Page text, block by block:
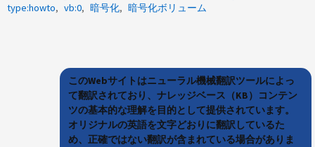
type:howto
vb:0 暗号化 暗号化ボリューム
このWebサイトはニューラル機械翻訳ツールによっ
て翻訳されており、ナレッジベース（KB）コンテン
ツの基本的な理解を目的として提供されています。
オリジナルの英語を文字どおりに翻訳しているた
め、正確ではない翻訳が含まれている場合がありま